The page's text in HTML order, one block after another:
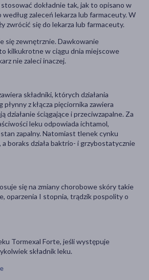
dokładnie tak, jak to opisano w
zaleceń lekarza lub farmaceuty. W
zwrócić się do lekarza lub farmaceuty.
się zewnętrznie. Dawkowanie
kilkukrotne w ciągu dnia miejscowe
nie zaleci inaczej.
składniki, których działania
płynny z kłącza pięciornika zawiera
działanie ściągające i przeciwzapalne. Za
leku odpowiada ichtamol,
zapalny. Natomiast tlenek cynku
a boraks działa baktrio- i grzybostatycznie
się na zmiany chorobowe skóry takie
oparzenia I stopnia, trądzik pospolity o
Tormexal Forte, jeśli występuje
składnik leku.